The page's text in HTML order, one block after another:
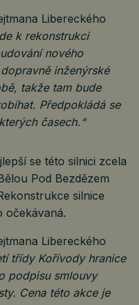
Libereckého
k rekonstrukci
nového
inženýrské
takže tam bude
Předpokládá se
časech.“
se této silnici zcela
Pod Bezdězem
silnice
očekávaná.
Libereckého
třídy Kořívody hranice
podpisu smlouvy
Cena této akce je